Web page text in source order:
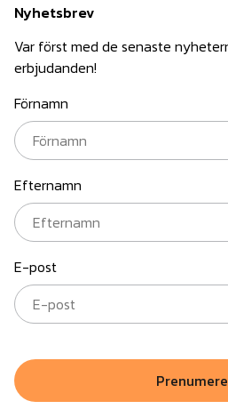
Nyhetsbrev
Var först med de senaste
erbjudanden!
Förnamn
Efternamn
E-post